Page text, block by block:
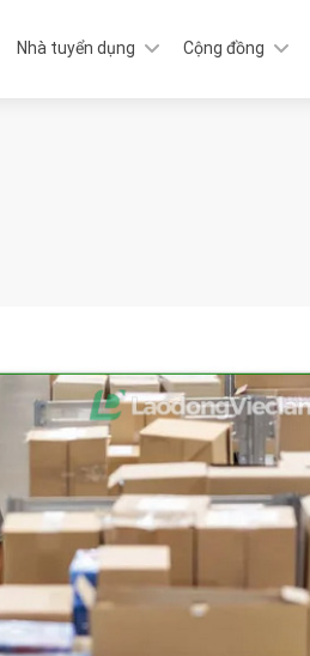
Nhà tuyển dụng Cộng đồng